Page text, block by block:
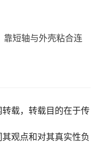
靠短轴与外壳粘合连
载，转载目的在于传
观点和对其真实性负